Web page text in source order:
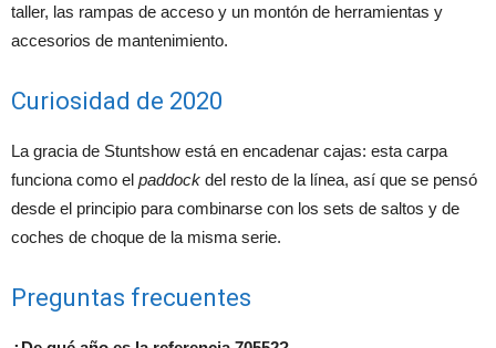
taller, las rampas de acceso y un montón de herramientas y
accesorios de mantenimiento.
Curiosidad de 2020
La gracia de Stuntshow está en encadenar cajas: esta carpa
funciona como el paddock del resto de la línea, así que se pensó
desde el principio para combinarse con los sets de saltos y de
coches de choque de la misma serie.
Preguntas frecuentes